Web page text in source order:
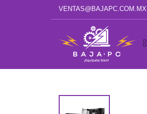
VENTAS@BAJAPC.COM.MX